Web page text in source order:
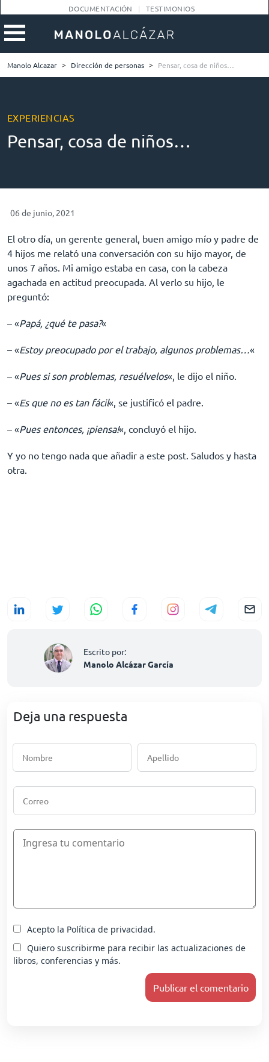
DOCUMENTACIÓN TESTIMONIOS
Manolo Alcazar > Dirección de personas > Pensar, cosa de niños…
EXPERIENCIAS
Pensar, cosa de niños…
06 de junio, 2021
El otro día, un gerente general, buen amigo mío y padre de
4 hijos me relató una conversación con su hijo mayor, de
unos 7 años. Mi amigo estaba en casa, con la cabeza
agachada en actitud preocupada. Al verlo su hijo, le
preguntó:
– «Papá, ¿qué te pasa?«
– «Estoy preocupado por el trabajo, algunos problemas…«
– «Pues si son problemas, resuélvelos«, le dijo el niño.
– «Es que no es tan fácil«, se justificó el padre.
– «Pues entonces, ¡piensa!«, concluyó el hijo.
Y yo no tengo nada que añadir a este post. Saludos y hasta
otra.
Escrito por:
Manolo Alcázar García
Deja una respuesta
Acepto la Política de privacidad.
Quiero suscribirme para recibir las actualizaciones de
libros, conferencias y más.